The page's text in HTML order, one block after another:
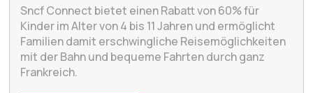
Sncf Connect bietet einen Rabatt von 60% für
Kinder im Alter von 4 bis 11 Jahren und ermöglicht
Familien damit erschwingliche Reisemöglichkeiten
mit der Bahn und bequeme Fahrten durch ganz
Frankreich.